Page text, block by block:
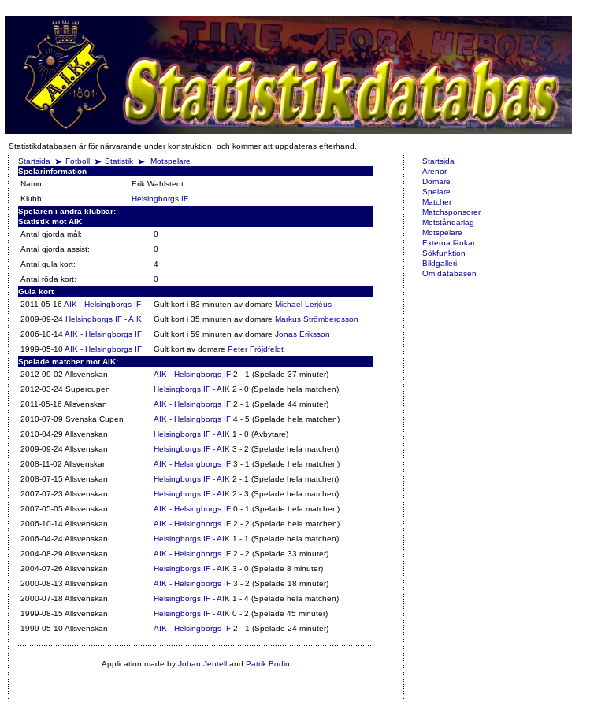
Statistikdatabasen är för närvarande under konstruktion, och kommer att uppdateras efterhand.
Startsida
Fotboll Statistik
Motspelare
Spelarinformation
Namn:
Erik Wahlstedt
Klubb:
Helsingborgs IF
Spelaren i andra klubbar:
Statistik mot AIK
Antal gjorda mål:
0
Antal gjorda assist:
0
Antal gula kort:
4
Antal röda kort:
0
Gula kort
2011-05-16 AIK - Helsingborgs IF Gult kort i 83 minuten av domare Michael Lerjéus
2009-09-24 Helsingborgs IF - AIK Gult kort i 35 minuten av domare Markus Strömbergsson
2006-10-14AIK - Helsingborgs IF Gult kort i 59 minuten av domare Jonas Eriksson
1999-05-10AIK - Helsingborgs IF Gult kort av domare Peter Fröjdfeldt
Spelade matcher mot AIK:
2012-09-02 Allsvenskan
AIK - Helsingborgs IF 2 - 1 (Spelade 37 minuter)
2012-03-24 Supercupen
Helsingborgs IF - AIK 2 - 0 (Spelade hela matchen)
2011-05-16 Allsvenskan
AIK - Helsingborgs IF 2 - 1 (Spelade 44 minuter)
2010-07-09 Svenska Cupen
AIK - Helsingborgs IF 4 - 5 (Spelade hela matchen)
2010-04-29 Allsvenskan
Helsingborgs IF - AIK 1 - 0 (Avbytare)
2009-09-24 Allsvenskan
Helsingborgs IF - AIK 3 - 2 (Spelade hela matchen)
2008-11-02 Allsvenskan
AIK - Helsingborgs IF 3 - 1 (Spelade hela matchen)
2008-07-15 Allsvenskan
Helsingborgs IF - AIK 2 - 1 (Spelade hela matchen)
2007-07-23 Allsvenskan
Helsingborgs IF - AIK 2 - 3 (Spelade hela matchen)
2007-05-05 Allsvenskan
AIK - Helsingborgs IF 0 - 1 (Spelade hela matchen)
2006-10-14 Allsvenskan
AIK - Helsingborgs IF 2 - 2 (Spelade hela matchen)
2006-04-24 Allsvenskan
Helsingborgs IF - AIK 1 - 1 (Spelade hela matchen)
2004-08-29 Allsvenskan
AIK - Helsingborgs IF 2 - 2 (Spelade 33 minuter)
2004-07-26 Allsvenskan
Helsingborgs IF - AIK 3 - 0 (Spelade 8 minuter)
2000-08-13 Allsvenskan
AIK - Helsingborgs IF 3 - 2 (Spelade 18 minuter)
2000-07-18 Allsvenskan
Helsingborgs IF - AIK 1 - 4 (Spelade hela matchen)
1999-08-15 Allsvenskan
Helsingborgs IF - AIK 0 - 2 (Spelade 45 minuter)
1999-05-10 Allsvenskan
AIK - Helsingborgs IF 2 - 1 (Spelade 24 minuter)
Application made by Johan Jentelland Patrik Bodin
Startsida
Arenor
Domare
Spelare
Matcher
Matchsponsorer
Motståndarlag
Motspelare
Externa länkar
Sökfunktion
Bildgalleri
Om databasen